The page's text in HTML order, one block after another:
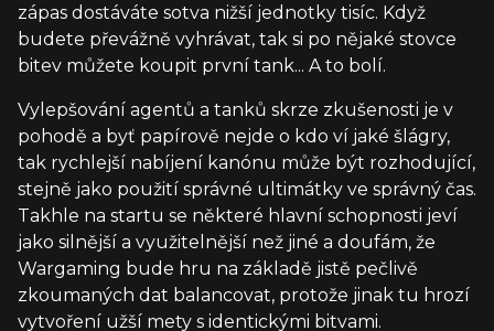
zápas dostáváte sotva nižší jednotky tisíc. Když
budete převážně vyhrávat, tak si po nějaké stovce
bitev můžete koupit první tank... A to bolí.
Vylepšování agentů a tanků skrze zkušenosti je v
pohodě a byť papírově nejde o kdo ví jaké šlágry,
tak rychlejší nabíjení kanónu může být rozhodující,
stejně jako použití správné ultimátky ve správný čas.
Takhle na startu se některé hlavní schopnosti jeví
jako silnější a využitelnější než jiné a doufám, že
Wargaming bude hru na základě jistě pečlivě
zkoumaných dat balancovat, protože jinak tu hrozí
vytvoření užší mety s identickými bitvami.